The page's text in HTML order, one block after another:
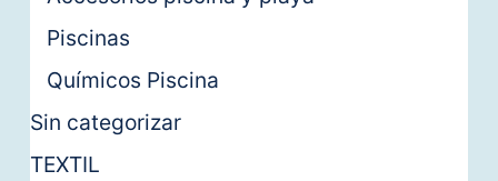
Piscinas
Químicos Piscina
Sin categorizar
TEXTIL